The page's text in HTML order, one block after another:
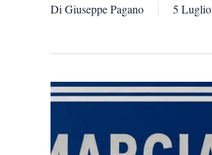
Di Giuseppe Pagano 5